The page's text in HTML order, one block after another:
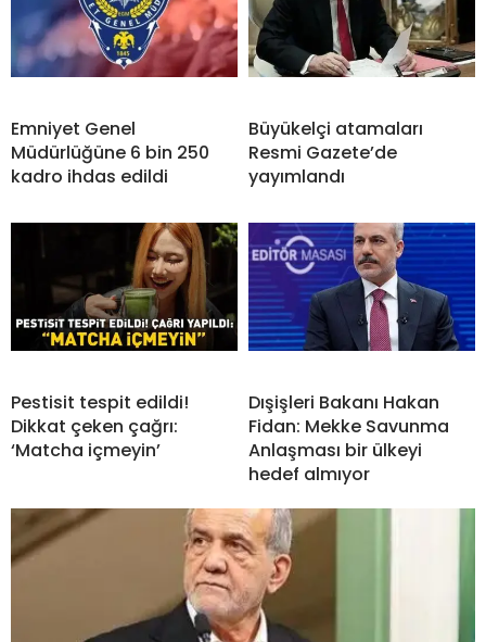
Emniyet Genel
Müdürlüğüne 6 bin 250
kadro ihdas edildi
Büyükelçi atamaları
Resmi Gazete’de
yayımlandı
Pestisit tespit edildi!
Dikkat çeken çağrı:
‘Matcha içmeyin’
Dışişleri Bakanı Hakan
Fidan: Mekke Savunma
Anlaşması bir ülkeyi
hedef almıyor